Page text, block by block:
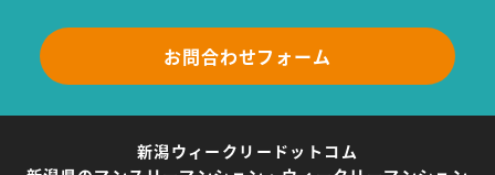
お問合わせフォーム
新潟ウィークリードットコム